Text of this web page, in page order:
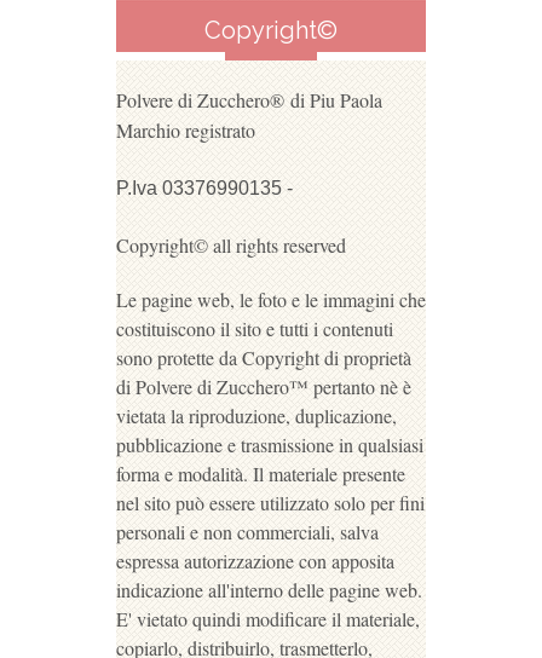
Copyright©
Polvere di Zucchero® di Piu Paola
Marchio registrato
P.Iva 03376990135 -
Copyright© all rights reserved
Le pagine web, le foto e le immagini che
costituiscono il sito e tutti i contenuti
sono protette da Copyright di proprietà
di Polvere di Zucchero™ pertanto nè è
vietata la riproduzione, duplicazione,
pubblicazione e trasmissione in qualsiasi
forma e modalità. Il materiale presente
nel sito può essere utilizzato solo per fini
personali e non commerciali, salva
espressa autorizzazione con apposita
indicazione all'interno delle pagine web.
E' vietato quindi modificare il materiale,
copiarlo, distribuirlo, trasmetterlo,